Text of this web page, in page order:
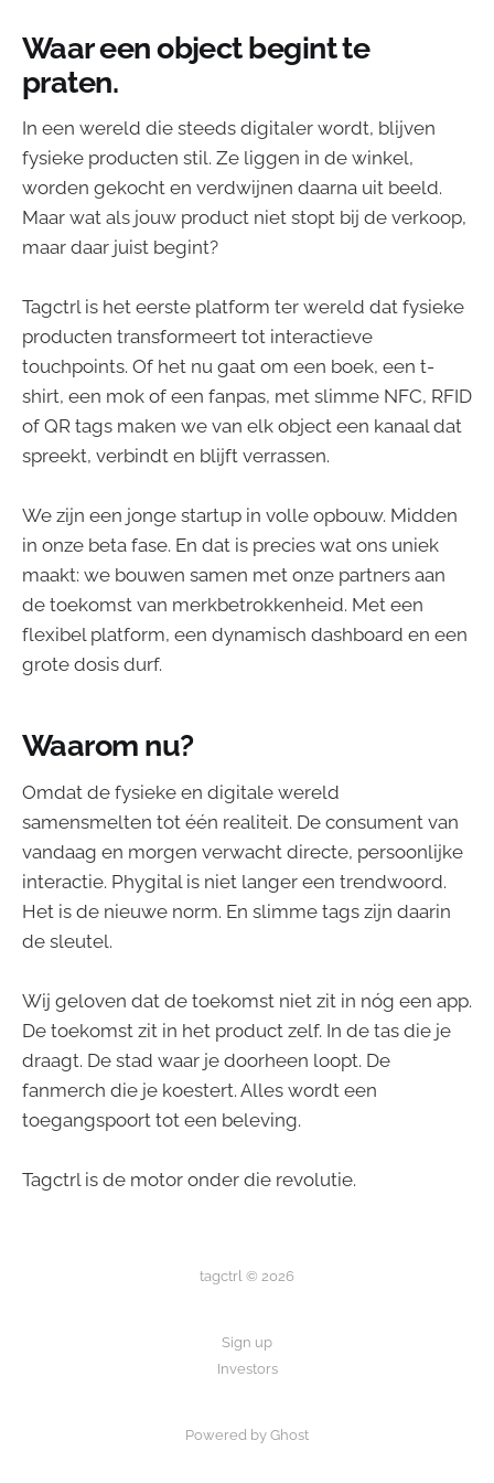
Waar een object begint te
praten.
In een wereld die steeds digitaler wordt, blijven
fysieke producten stil. Ze liggen in de winkel,
worden gekocht en verdwijnen daarna uit beeld.
Maar wat als jouw product niet stopt bij de verkoop,
maar daar juist begint?
Tagctrl is het eerste platform ter wereld dat fysieke
producten transformeert tot interactieve
touchpoints. Of het nu gaat om een boek, een t-
shirt, een mok of een fanpas, met slimme NFC, RFID
of QR tags maken we van elk object een kanaal dat
spreekt, verbindt en blijft verrassen.
We zijn een jonge startup in volle opbouw. Midden
in onze beta fase. En dat is precies wat ons uniek
maakt: we bouwen samen met onze partners aan
de toekomst van merkbetrokkenheid. Met een
flexibel platform, een dynamisch dashboard en een
grote dosis durf.
Waarom nu?
Omdat de fysieke en digitale wereld
samensmelten tot één realiteit. De consument van
vandaag en morgen verwacht directe, persoonlijke
interactie. Phygital is niet langer een trendwoord.
Het is de nieuwe norm. En slimme tags zijn daarin
de sleutel.
Wij geloven dat de toekomst niet zit in nóg een app.
De toekomst zit in het product zelf. In de tas die je
draagt. De stad waar je doorheen loopt. De
fanmerch die je koestert. Alles wordt een
toegangspoort tot een beleving.
Tagctrl is de motor onder die revolutie.
tagctrl © 2026
Sign up
Investors
Powered by Ghost